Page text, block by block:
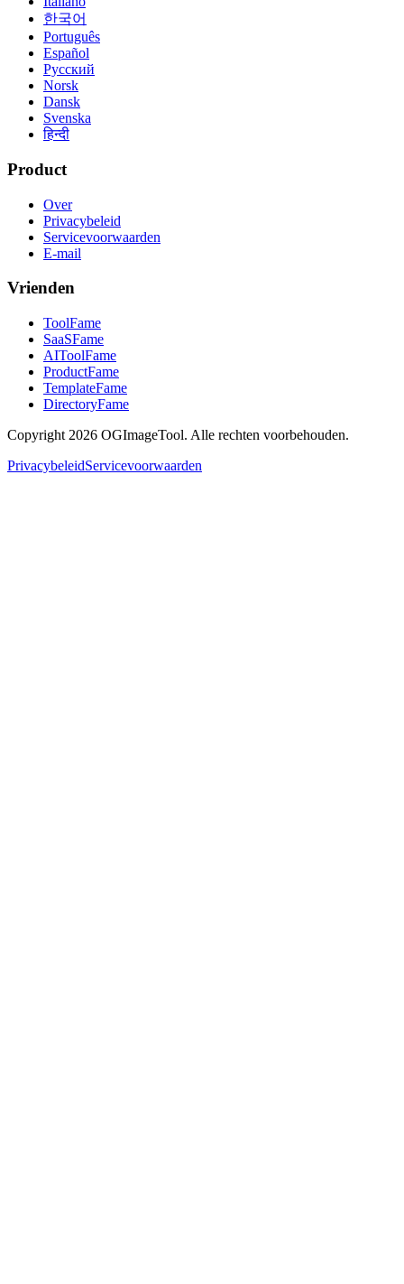
한국어
Português
Español
Русский
Norsk
Dansk
Svenska
हिन्दी
Product
Over
Privacybeleid
Servicevoorwaarden
E-mail
Vrienden
ToolFame
SaaSFame
AIToolFame
ProductFame
TemplateFame
DirectoryFame
Copyright 2026 OGImageTool. Alle rechten voorbehouden.
PrivacybeleidServicevoorwaarden